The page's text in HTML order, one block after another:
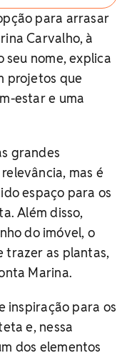
para arrasar
Carvalho, à
nome, explica
projetos que
estar e uma
grandes
mas é
espaço para os
Além disso,
do imóvel, o
trazer as plantas,
Marina.
inspiração para os
e, nessa
dos elementos